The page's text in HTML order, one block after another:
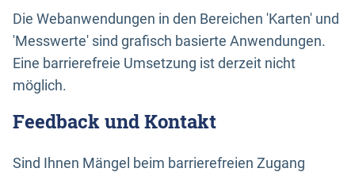
Die Webanwendungen in den Bereichen 'Karten' und
'Messwerte' sind grafisch basierte Anwendungen.
Eine barrierefreie Umsetzung ist derzeit nicht
möglich.
Feedback und Kontakt
Sind Ihnen Mängel beim barrierefreien Zugang